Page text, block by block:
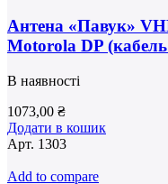
Антена «Павук»
Motorola DP
В наявності
1073,00 ₴
Додати в кошик
Арт. 1303
Add to compare